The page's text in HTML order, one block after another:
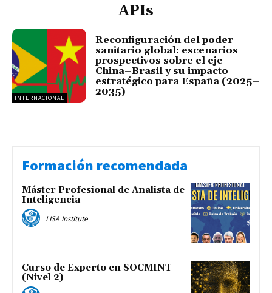
APIs
INTERNACIONAL
Reconfiguración del poder
sanitario global: escenarios
prospectivos sobre el eje
China–Brasil y su impacto
estratégico para España (2025–
2035)
Formación recomendada
Máster Profesional de Analista de
Inteligencia
LISA Institute
Curso de Experto en SOCMINT
(Nivel 2)